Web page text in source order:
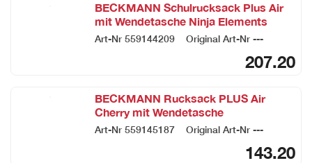
BECKMANN Schulrucksack Plus Air
mit Wendetasche Ninja Elements
Art-Nr 559144209 Original Art-Nr ---
207.20
BECKMANN Rucksack PLUS Air
Cherry mit Wendetasche
Art-Nr 559145187 Original Art-Nr ---
143.20